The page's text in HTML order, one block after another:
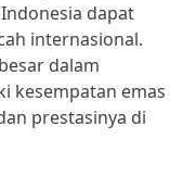
dapat
internasional.
dalam
kesempatan emas
prestasinya di